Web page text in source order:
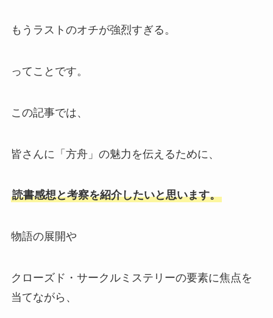
もうラストのオチが強烈すぎる。
ってことです。
この記事では、
皆さんに「方舟」の魅力を伝えるために、
読書感想と考察を紹介したいと思います。
物語の展開や
クローズド・サークルミステリーの要素に焦点を
当てながら、